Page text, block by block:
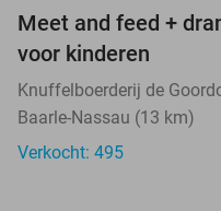
Meet and feed +
voor kinderen
Knuffelboerderij de
Baarle-Nassau (13 km)
Verkocht: 495